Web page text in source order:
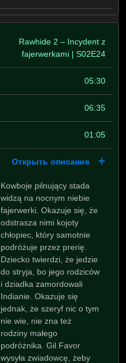
Rawhide 2 – Incydent z
fajerwerkami | S02E24
05:30
06:35
01:05
Открыть описание
Kowboje pilnujący stada
widzą na nocnym niebie
fajerwerki. Okazuje się, że
odstrasza nimi kojoty
chłopiec, który samotnie
podróżuje przez prerię.
Dziecko twierdzi, że jedzie
do stryja, bo jego rodziców
i dziadka zamordowali
Indianie. Okazuje się
jednak, że szeryf nic o tym
nie wie, nie zna też
rodziny małego
podróżnika. Gil Favor
wysyła zwiadowcę, żeby